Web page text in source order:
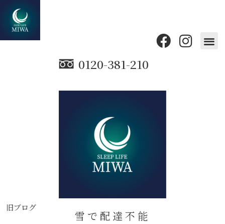
0120-381-210
旧ブログ
雪で配達不能